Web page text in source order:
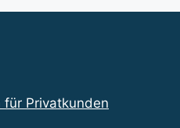
Privatkunden